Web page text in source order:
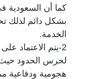
كما أن السعودية
بشكل دائم لذلك
الخدمة.
2-يتم الاعتماد
لحرس الحدود حيث
هجومية ودفاعية